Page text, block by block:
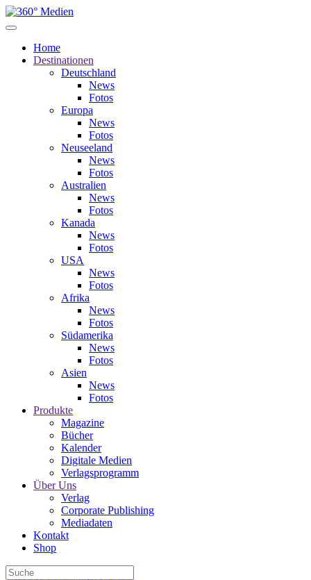
Home
Destinationen
Deutschland
News
Fotos
Europa
News
Fotos
Neuseeland
News
Fotos
Australien
News
Fotos
Kanada
News
Fotos
USA
News
Fotos
Afrika
News
Fotos
Südamerika
News
Fotos
Asien
News
Fotos
Produkte
Magazine
Bücher
Kalender
Digitale Medien
Verlagsprogramm
Über Uns
Verlag
Corporate Publishing
Mediadaten
Kontakt
Shop